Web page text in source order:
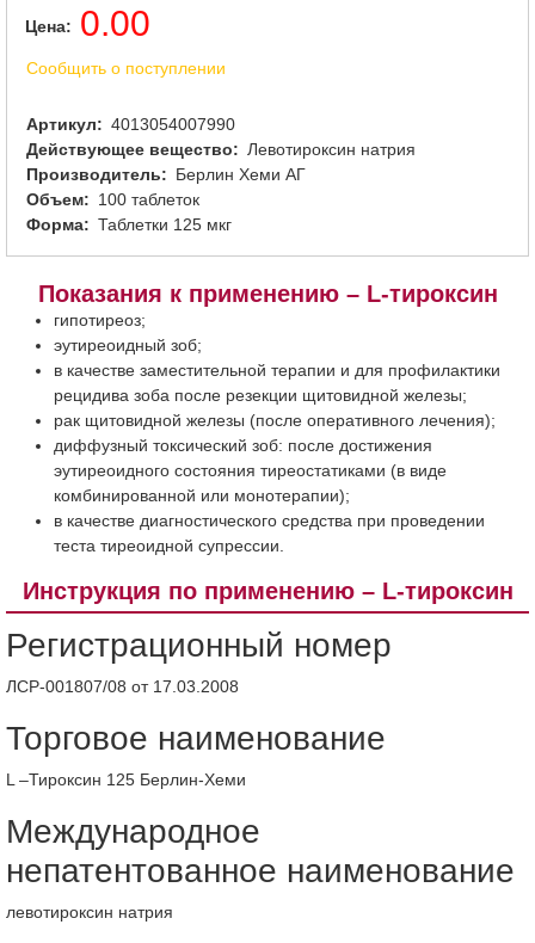
Цена 0.00
Сообщить о поступлении
Артикул
4013054007990
Действующее вещество
Левотироксин натрия
Производитель
Берлин Хеми АГ
Объем
100 таблеток
Форма
Таблетки 125 мкг
Показания к применению – L-тироксин
гипотиреоз;
эутиреоидный зоб;
в качестве заместительной терапии и для профилактики
рецидива зоба после резекции щитовидной железы;
рак щитовидной железы (после оперативного лечения);
диффузный токсический зоб: после достижения
эутиреоидного состояния тиреостатиками (в виде
комбинированной или монотерапии);
в качестве диагностического средства при проведении
теста тиреоидной супрессии.
Инструкция по применению – L-тироксин
Регистрационный номер
ЛСР-001807/08 от 17.03.2008
Торговое наименование
L –Тироксин 125 Берлин-Хеми
Международное
непатентованное наименование
левотироксин натрия